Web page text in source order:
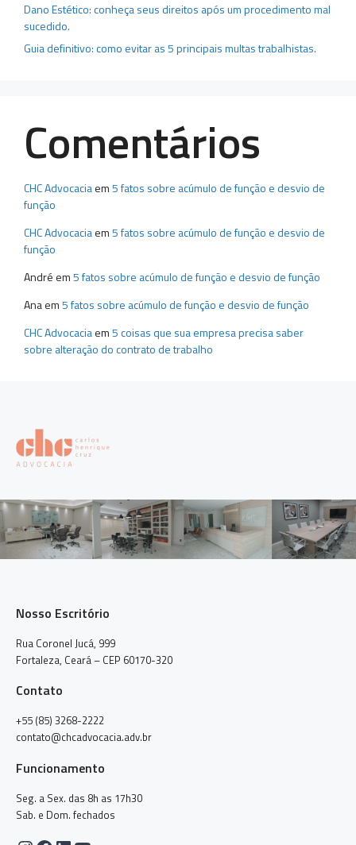
Dano Estético: conheça seus direitos após um procedimento mal
sucedido.
Guia definitivo: como evitar as 5 principais multas trabalhistas.
Comentários
CHC Advocaciaem5 fatos sobre acúmulo de função e desvio de
função
CHC Advocaciaem5 fatos sobre acúmulo de função e desvio de
função
André em5 fatos sobre acúmulo de função e desvio de função
Anaem5 fatos sobre acúmulo de função e desvio de função
CHC Advocaciaem5 coisas que sua empresa precisa saber
sobre alteração do contrato de trabalho
Nosso Escritório
Rua Coronel Jucá, 999
Fortaleza, Ceará – CEP 60170-320
Contato
+55 (85) 3268-2222
contato@chcadvocacia.adv.br
Funcionamento
Seg. a Sex. das 8h as 17h30
Sab. e Dom. fechados